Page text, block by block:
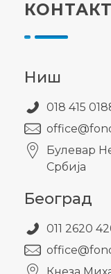
КОНТАКТ
Ниш
018 415
Булевар
Србија
Београд
011 2620